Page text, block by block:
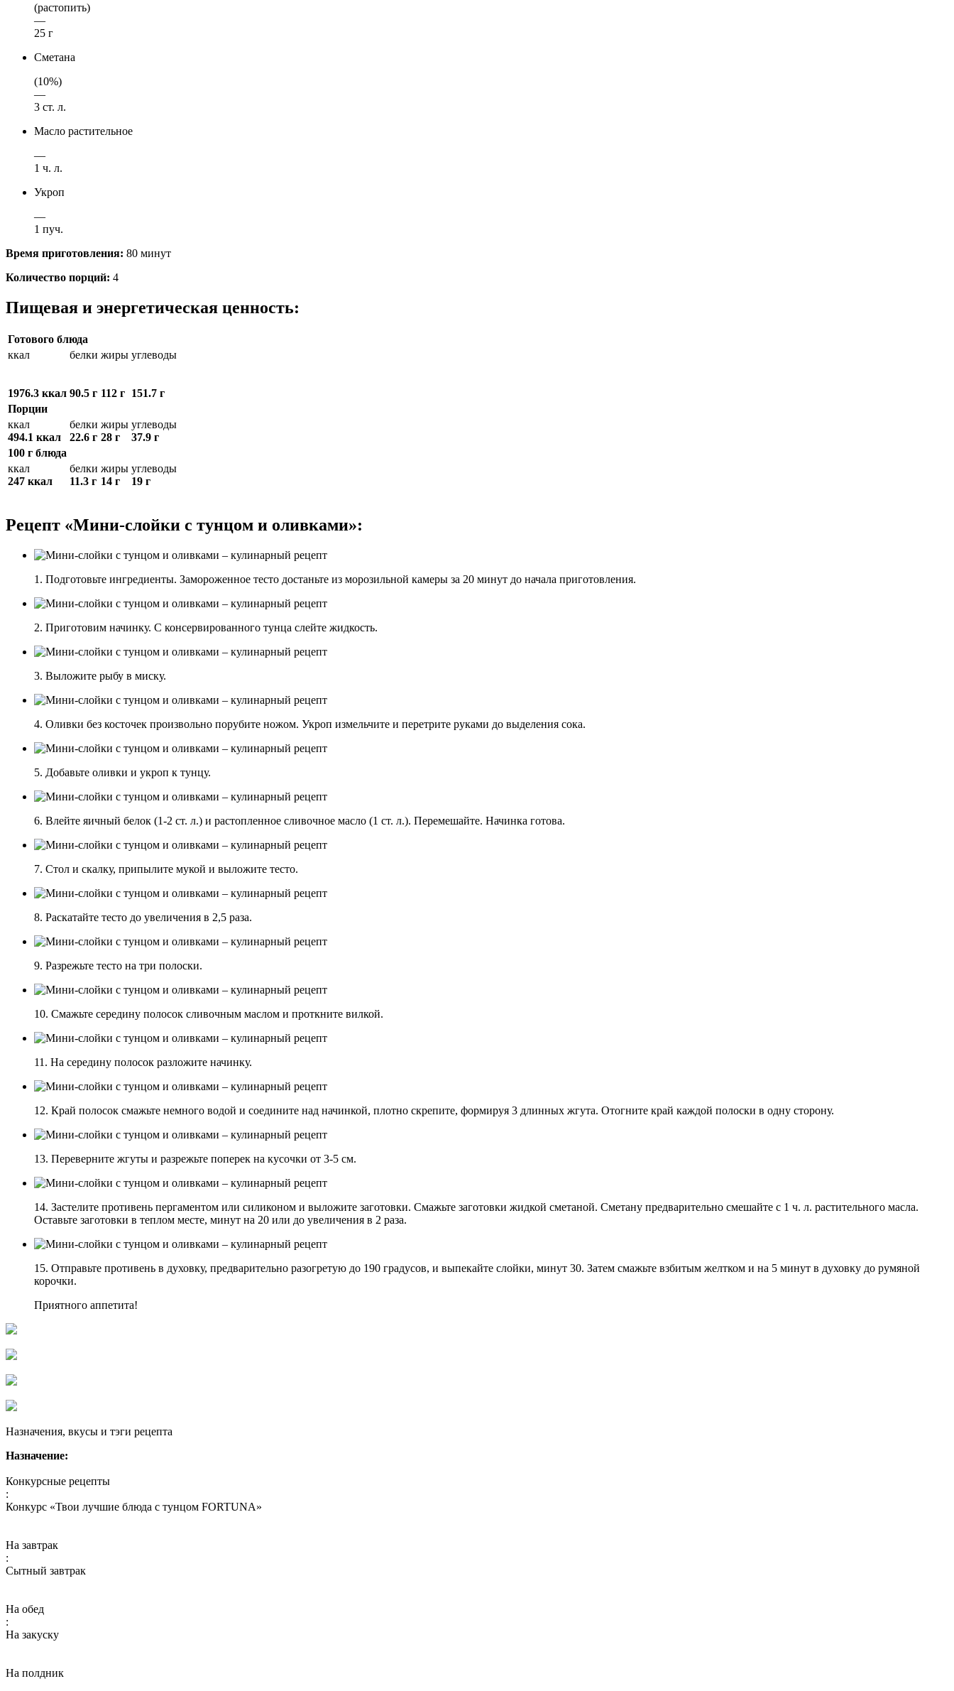
(растопить)
—
25 г
Сметана
(10%)
—
3 ст. л.
Масло растительное
—
1 ч. л.
Укроп
—
1 пуч.
Время приготовления: 80 минут
Количество порций: 4
Пищевая и энергетическая ценность:
Готового блюда
ккал
1976.3 ккал
белки
90.5 г
жиры
112 г
углеводы
151.7 г
Порции
ккал
494.1 ккал
белки
22.6 г
жиры
28 г
углеводы
37.9 г
100 г блюда
ккал
247 ккал
белки
11.3 г
жиры
14 г
углеводы
19 г
Рецепт «Мини-слойки с тунцом и оливками»:
1. Подготовьте ингредиенты. Замороженное тесто достаньте из морозильной камеры за 20 минут до начала приготовления.
2. Приготовим начинку. С консервированного тунца слейте жидкость.
3. Выложите рыбу в миску.
4. Оливки без косточек произвольно порубите ножом. Укроп измельчите и перетрите руками до выделения сока.
5. Добавьте оливки и укроп к тунцу.
6. Влейте яичный белок (1-2 ст. л.) и растопленное сливочное масло (1 ст. л.). Перемешайте. Начинка готова.
7. Стол и скалку, припылите мукой и выложите тесто.
8. Раскатайте тесто до увеличения в 2,5 раза.
9. Разрежьте тесто на три полоски.
10. Смажьте середину полосок сливочным маслом и проткните вилкой.
11. На середину полосок разложите начинку.
12. Край полосок смажьте немного водой и соедините над начинкой, плотно скрепите, формируя 3 длинных жгута. Отогните край каждой полоски в одну сторону.
13. Переверните жгуты и разрежьте поперек на кусочки от 3-5 см.
14. Застелите противень пергаментом или силиконом и выложите заготовки. Смажьте заготовки жидкой сметаной. Сметану предварительно смешайте с 1 ч. л. растительного масла.
Оставьте заготовки в теплом месте, минут на 20 или до увеличения в 2 раза.
15. Отправьте противень в духовку, предварительно разогретую до 190 градусов, и выпекайте слойки, минут 30. Затем смажьте взбитым желтком и на 5 минут в духовку до румяной
корочки.
Приятного аппетита!
Назначения, вкусы и тэги рецепта
Назначение:
Конкурсные рецепты
:
Конкурс «Твои лучшие блюда с тунцом FORTUNA»
На завтрак
:
Сытный завтрак
На обед
:
На закуску
На полдник